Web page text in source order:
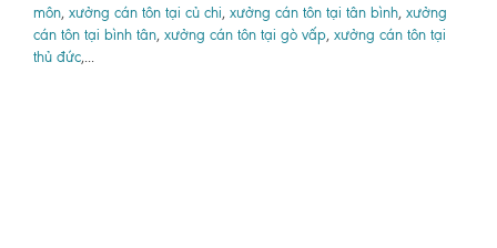
môn, xưởng cán tôn tại củ chi, xưởng cán tôn tại tân bình, xưởng
cán tôn tại bình tân, xưởng cán tôn tại gò vấp, xưởng cán tôn tại
thủ đức,...